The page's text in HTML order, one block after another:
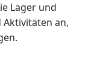
Lager und
Aktivitäten an,